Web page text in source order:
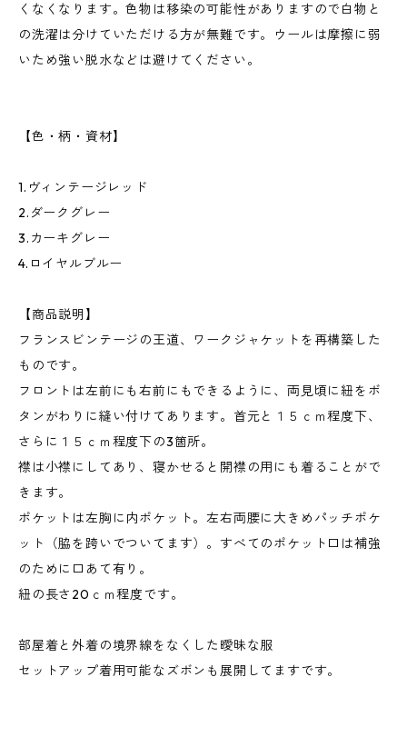
くなくなります。色物は移染の可能性がありますので白物と
の洗濯は分けていただける方が無難です。ウールは摩擦に弱
いため強い脱水などは避けてください。
【色・柄・資材】
1.ヴィンテージレッド
2.ダークグレー
3.カーキグレー
4.ロイヤルブルー
【商品説明】
フランスビンテージの王道、ワークジャケットを再構築した
ものです。
フロントは左前にも右前にもできるように、両見頃に紐をボ
タンがわりに縫い付けてあります。首元と１５ｃｍ程度下、
さらに１５ｃｍ程度下の3箇所。
襟は小襟にしてあり、寝かせると開襟の用にも着ることがで
きます。
ポケットは左胸に内ポケット。左右両腰に大きめパッチポケ
ット（脇を跨いでついてます）。すべてのポケット口は補強
のために口あて有り。
紐の長さ20ｃｍ程度です。
部屋着と外着の境界線をなくした曖昧な服
セットアップ着用可能なズボンも展開してますです。